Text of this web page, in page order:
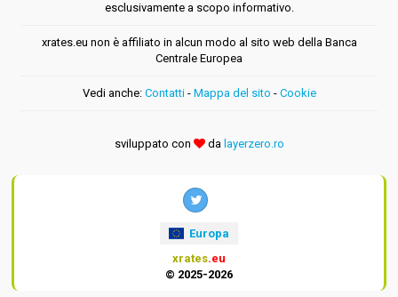
esclusivamente a scopo informativo.
xrates.eu non è affiliato in alcun modo al sito web della Banca
Centrale Europea
Vedi anche: Contatti- Mappa del sito - Cookie
sviluppato con da layerzero.ro
Europa
xrates.eu
© 2025-2026